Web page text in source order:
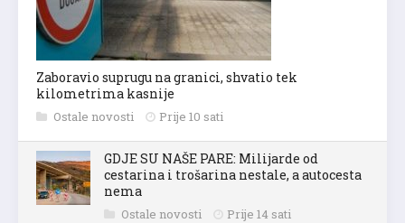
Zaboravio suprugu na granici, shvatio tek
kilometrima kasnije
Ostale novosti Prije 10 sati
GDJE SU NAŠE PARE: Milijarde od
cestarina i trošarina nestale, a autocesta
nema
Ostale novosti Prije 14 sati